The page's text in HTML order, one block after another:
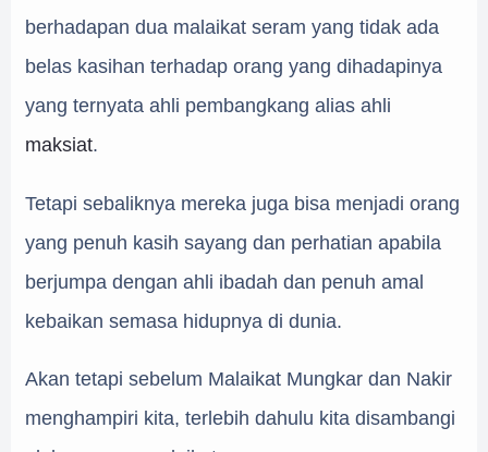
berhadapan dua malaikat seram yang tidak ada
belas kasihan terhadap orang yang dihadapinya
yang ternyata ahli pembangkang alias ahli
maksiat.
Tetapi sebaliknya mereka juga bisa menjadi orang
yang penuh kasih sayang dan perhatian apabila
berjumpa dengan ahli ibadah dan penuh amal
kebaikan semasa hidupnya di dunia.
Akan tetapi sebelum Malaikat Mungkar dan Nakir
menghampiri kita, terlebih dahulu kita disambangi